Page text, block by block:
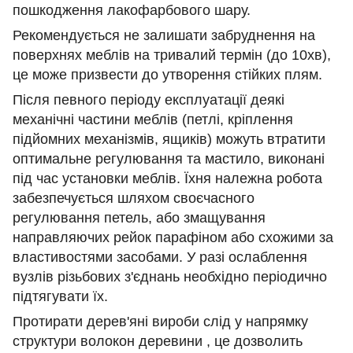
пошкодження лакофарбового шару.
Рекомендується не залишати забруднення на
поверхнях меблів на тривалий термін (до 10хв),
це може призвести до утворення стійких плям.
Після певного періоду експлуатації деякі
механічні частини меблів (петлі, кріплення
підйомних механізмів, ящиків) можуть втратити
оптимальне регулювання та мастило, виконані
під час установки меблів. Їхня належна робота
забезпечується шляхом своєчасного
регулювання петель, або змащування
направляючих рейок парафіном або схожими за
властивостями засобами. У разі ослаблення
вузлів різьбових з'єднань необхідно періодично
підтягувати їх.
Протирати дерев'яні вироби слід у напрямку
структури волокон деревини , це дозволить